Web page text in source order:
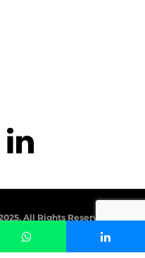
All Rights Reserved.